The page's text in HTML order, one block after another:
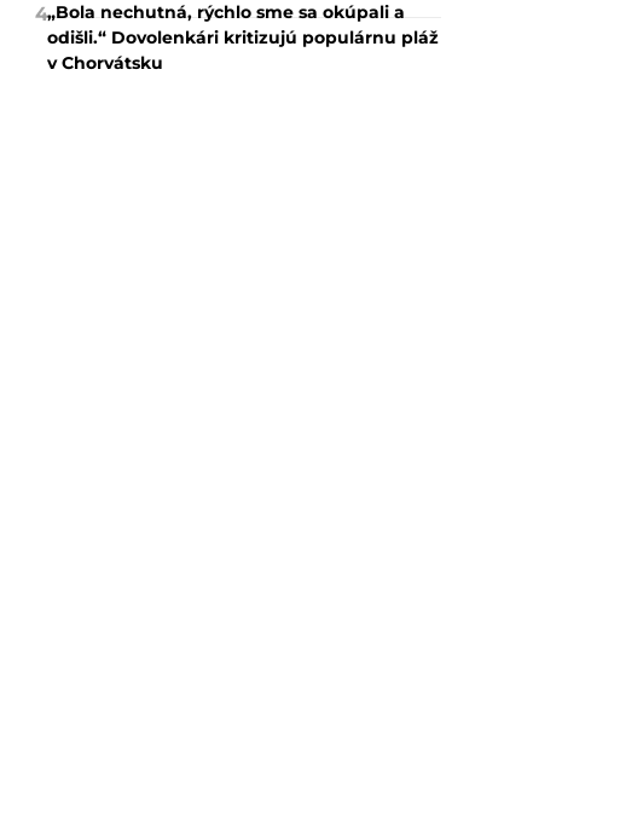
4„Bola nechutná, rýchlo sme sa okúpali a
odišli.“ Dovolenkári kritizujú populárnu pláž
v Chorvátsku